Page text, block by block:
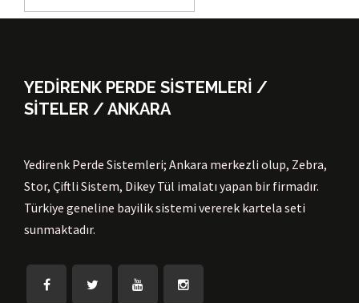
YEDİRENK PERDE SİSTEMLERİ /
SİTELER / ANKARA
Yedirenk Perde Sistemleri; Ankara merkezli olup, Zebra,
Stor, Çiftli Sistem, Dikey Tül imalatı yapan bir firmadır.
Türkiye geneline bayilik sistemi vererek kartela seti
sunmaktadır.